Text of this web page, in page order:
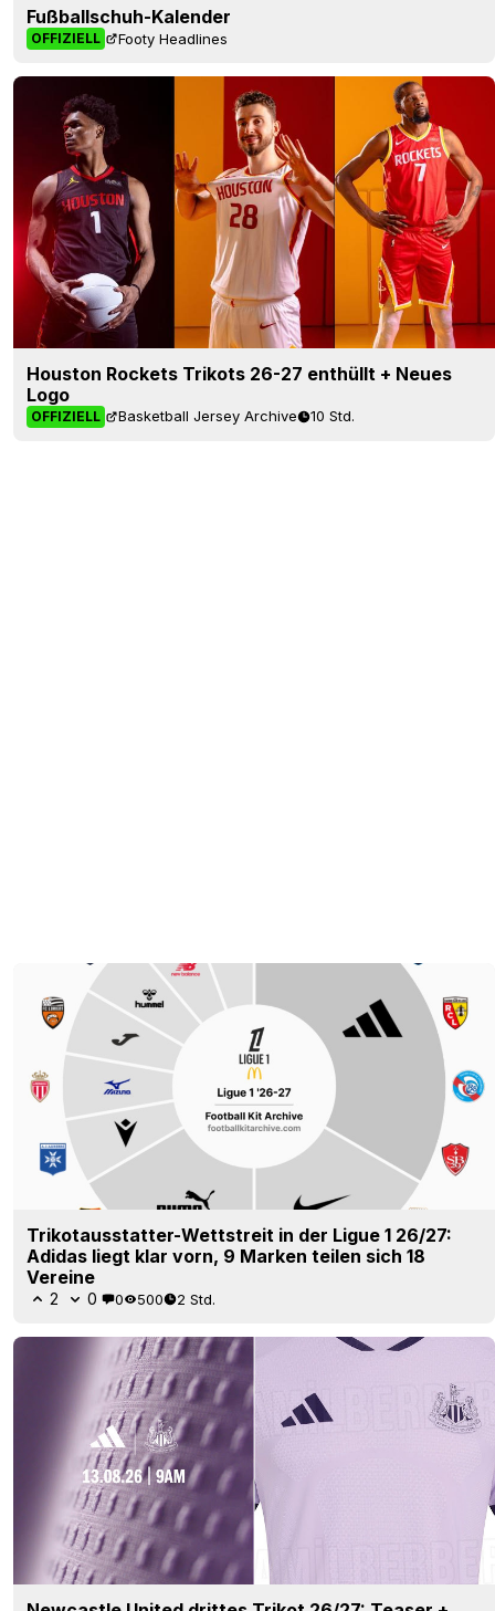
Fußballschuh-Kalender
OFFIZIELL Footy Headlines
Houston Rockets Trikots 26-27 enthüllt + Neues
Logo
OFFIZIELL Basketball Jersey Archive 10 Std.
Trikotausstatter-Wettstreit in der Ligue 1 26/27:
Adidas liegt klar vorn, 9 Marken teilen sich 18
Vereine
2 0 0 500 2 Std.